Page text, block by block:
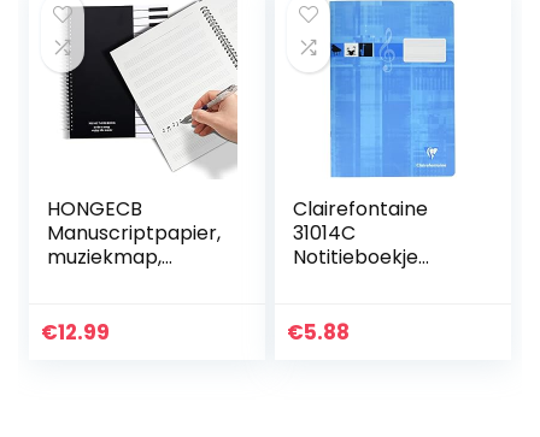
37…
HONGECB
Manuscriptpapier,
muziekmap,
muzieksystemen
€12.99
Clairefontaine
31014C
Notitieboekje
A4, 21 x 29,7 cm, 8
€5.88